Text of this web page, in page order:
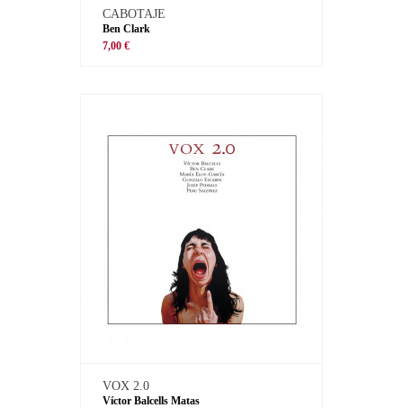
CABOTAJE
Ben Clark
7,00 €
VOX 2.0
Víctor Balcells Matas